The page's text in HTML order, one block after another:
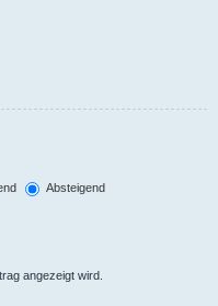
Absteigend
angezeigt wird.